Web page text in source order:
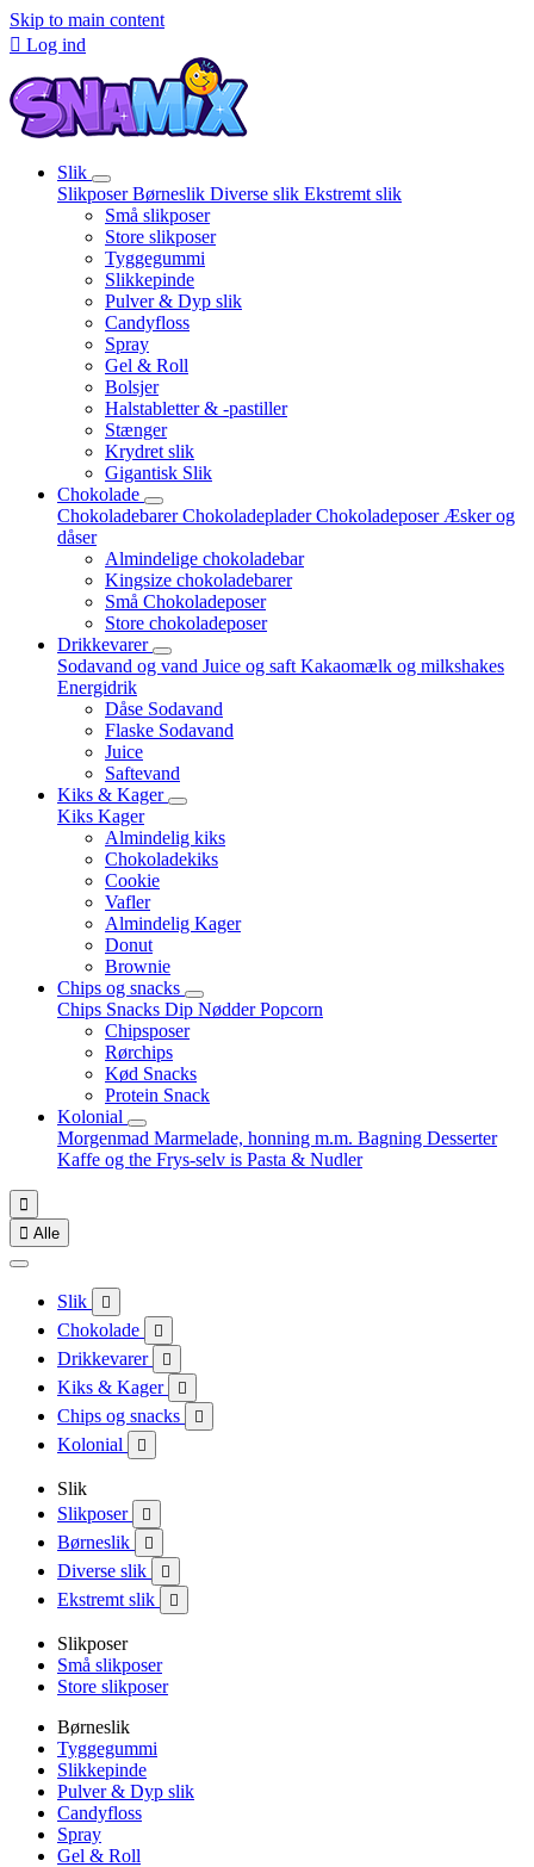
Skip to main content
 Log ind
Slik
SlikposerBørneslik Diverse slik Ekstremt slik
Små slikposer
Store slikposer
Tyggegummi
Slikkepinde
Pulver & Dyp slik
Candyfloss
Spray
Gel & Roll
Bolsjer
Halstabletter & -pastiller
Stænger
Krydret slik
Gigantisk Slik
Chokolade
ChokoladebarerChokoladepladerChokoladeposer Æsker og
dåser
Almindelige chokoladebar
Kingsize chokoladebarer
Små Chokoladeposer
Store chokoladeposer
Drikkevarer
Sodavand og vand Juice og saft Kakaomælk og milkshakes
Energidrik
Dåse Sodavand
Flaske Sodavand
Juice
Saftevand
Kiks & Kager
Kiks Kager
Almindelig kiks
Chokoladekiks
Cookie
Vafler
Almindelig Kager
Donut
Brownie
Chips og snacks
Chips Snacks Dip NødderPopcorn
Chipsposer
Rørchips
Kød Snacks
Protein Snack
Kolonial
Morgenmad Marmelade, honning m.m. Bagning Desserter
Kaffe og the Frys-selv is Pasta & Nudler

 Alle
Slik 
Chokolade 
Drikkevarer 
Kiks & Kager 
Chips og snacks 
Kolonial 
Slik
Slikposer

Børneslik 
Diverse slik 
Ekstremt slik 
Slikposer
Små slikposer
Store slikposer
Børneslik
Tyggegummi
Slikkepinde
Pulver & Dyp slik
Candyfloss
Spray
Gel & Roll